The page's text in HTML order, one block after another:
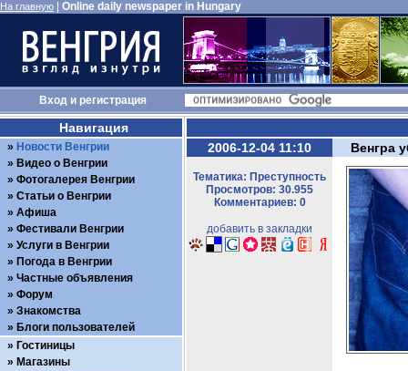
На главную Online daily newspaper in Hungary
Входи регистрация
2006-12-04 11:10
Тематика: Преступность
Просмотров: 30.955
Комментариев: 0
добавить в закладки
Венгра
Навигация
Новости Венгрии
Видео о Венгрии
Фотогалерея Венгрии
Статьи о Венгрии
Афиша
Фестивали Венгрии
Услуги в Венгрии
Погода в Венгрии
Частные объявления
Форум
Знакомства
Блоги пользователей
Гостиницы
Магазины